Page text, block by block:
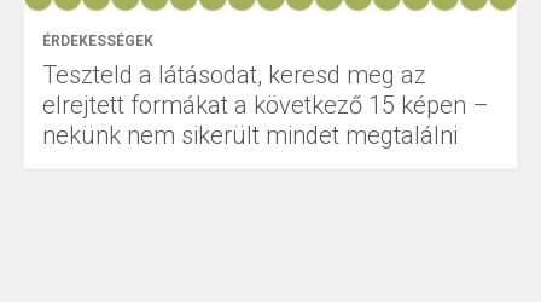
ÉRDEKESSÉGEK
Teszteld a látásodat, keresd meg az
elrejtett formákat a következő 15 képen –
nekünk nem sikerült mindet megtalálni